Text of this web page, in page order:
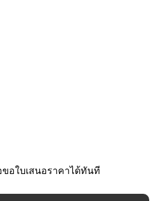
อใบเสนอราคาได้ทันที